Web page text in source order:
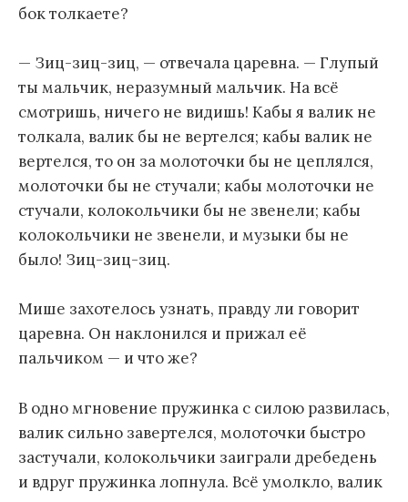
бок толкаете?
— Зиц-зиц-зиц, — отвечала царевна. — Глупый
ты мальчик, неразумный мальчик. На всё
смотришь, ничего не видишь! Кабы я валик не
толкала, валик бы не вертелся; кабы валик не
вертелся, то он за молоточки бы не цеплялся,
молоточки бы не стучали; кабы молоточки не
стучали, колокольчики бы не звенели; кабы
колокольчики не звенели, и музыки бы не
было! Зиц-зиц-зиц.
Мише захотелось узнать, правду ли говорит
царевна. Он наклонился и прижал её
пальчиком — и что же?
В одно мгновение пружинка с силою развилась,
валик сильно завертелся, молоточки быстро
застучали, колокольчики заиграли дребедень
и вдруг пружинка лопнула. Всё умолкло, валик